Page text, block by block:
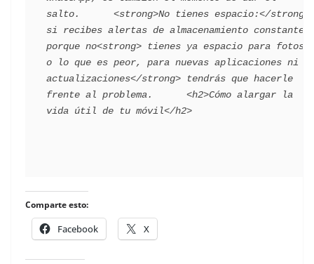
salto.      <strong>No tienes espacio:</strong>
si recibes alertas de almacenamiento constantes
porque no<strong> tienes ya espacio para fotos
o lo que es peor, para nuevas aplicaciones ni
actualizaciones</strong> tendrás que hacerle
frente al problema.      <h2>Cómo alargar la
Comparte esto:
Facebook X